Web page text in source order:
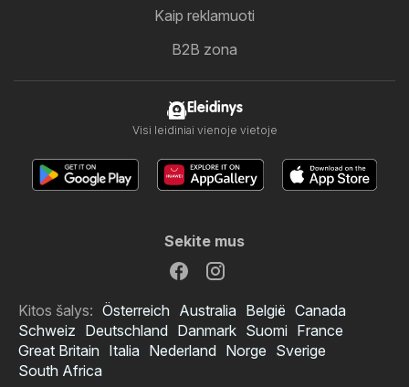
Kaip reklamuoti
B2B zona
Eleidinys
Visi leidiniai vienoje vietoje
Sekite mus
Kitos šalys: Österreich Australia België Canada
Schweiz Deutschland Danmark Suomi France
Great Britain Italia Nederland Norge Sverige
South Africa